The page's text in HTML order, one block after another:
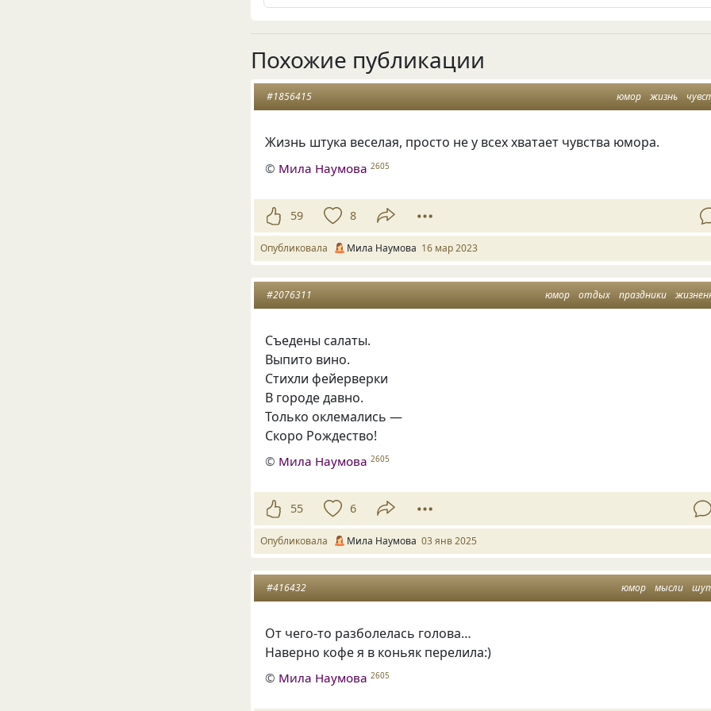
Похожие публикации
юмор жизнь
#1856415
Жизнь штука веселая, просто не у всех хватает чувства юмора.
© Мила Наумова 2605
59 8
Опубликовала Мила Наумова 16 мар 2023
юмор отдых праздники
#2076311
Съедены салаты.
Выпито вино.
Стихли фейерверки
В городе давно.
Только оклемались —
Скоро Рождество!
© Мила Наумова 2605
55 6
Опубликовала Мила Наумова 03 янв 2025
юмор мысли
#416432
От чего-то разболелась голова…
Наверно кофе я в коньяк перелила:)
© Мила Наумова 2605